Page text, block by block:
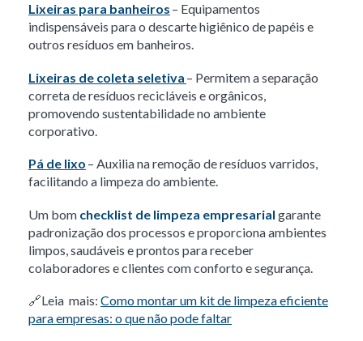
Lixeiras para banheiros – Equipamentos
indispensáveis para o descarte higiênico de papéis e
outros resíduos em banheiros.
Lixeiras de coleta seletiva – Permitem a separação
correta de resíduos recicláveis e orgânicos,
promovendo sustentabilidade no ambiente
corporativo.
Pá de lixo – Auxilia na remoção de resíduos varridos,
facilitando a limpeza do ambiente.
Um bom checklist de limpeza empresarial garante
padronização dos processos e proporciona ambientes
limpos, saudáveis e prontos para receber
colaboradores e clientes com conforto e segurança.
🔗Leia mais: Como montar um kit de limpeza eficiente
para empresas: o que não pode faltar